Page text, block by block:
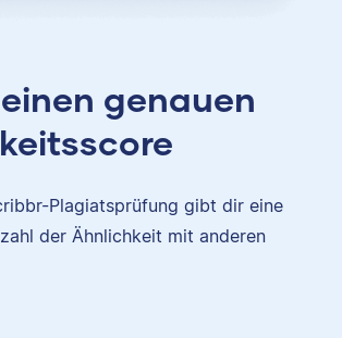
genauen
Plagiatsprüfung gibt dir eine
der Ähnlichkeit mit anderen